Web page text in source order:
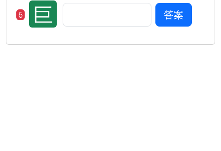
6 巨 答案